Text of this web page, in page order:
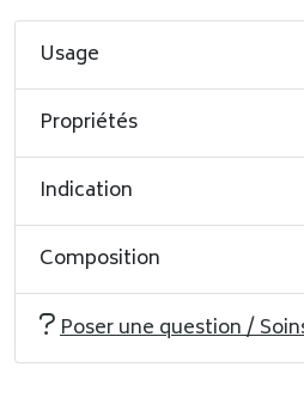
Usage
Propriétés
Indication
Composition
Poser une question /